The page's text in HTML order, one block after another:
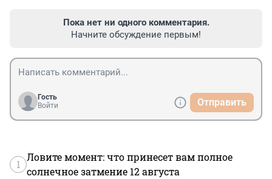
Пока нет ни одного комментария.
Начните обсуждение первым!
Гость
Войти
Отправить
1
Ловите момент: что принесет вам полное
солнечное затмение 12 августа